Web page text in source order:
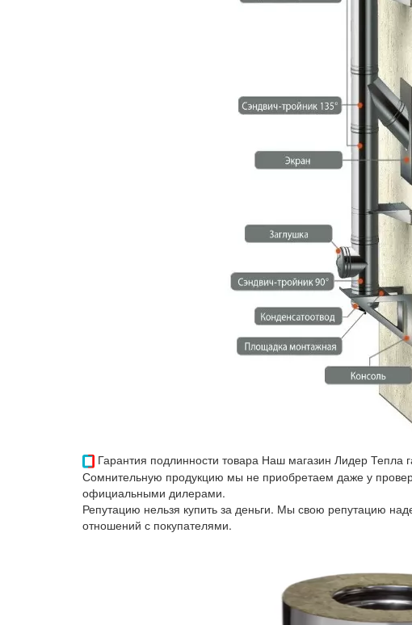
Гарантия подлинности товара Наш магазин Лидер Тепла
Сомнительную продукцию мы не приобретаем даже у
официальными дилерами.
Репутацию нельзя купить за деньги. Мы свою репутацию
отношений с покупателями.